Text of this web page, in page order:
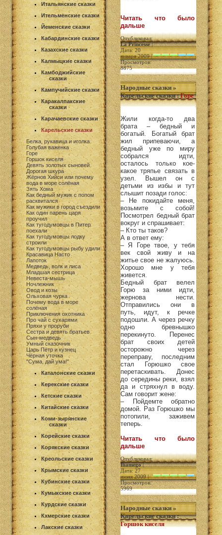
Итальянские сказки
Ительменские сказки
Йеменские сказки
Кабардинские сказки
Казахские сказки
Калмыцкие сказки
Камбоджийские
сказки
Кампучийские сказки
Каракалпакские
сказки
Карачаевские сказки
Карельские сказки
Белка, рукавица и иголка
Голубая важенка
Горе
Горшок киселя
Девять золотых сыновей
Дорогая шкура
Жёрнов Хийси или почему
вода в море солёная
Зять Хома
Как бедный мужик с попом
расквитался
Как мужики в город съездили
Как один парень царя
проучил
Как тугодумовцы в Питер
поехали
Как тугодумовцы лодку
строили
Как тугодумовцы рыбу удили
Красавица Насто
Лапоток
Медведь, волк и лиса
Младшая сестрица
Невеста-мышь
Ночлежник
Овод и козы
Ольховая чурка
Почему вода в море
солёная
Приключения охотника
Про чай с сухарями
Пряхи у проруби
Сестра и девять братьев
Сын-медведь
Умный сказочник
Царь Пётр и кузнец
Чёрная уточка
"Сума, дай ума!"
Каталонские сказки
Керекские сказки
Кетские сказки
Китайские сказки
Коми-зырянские
сказки
Корейские сказки
Корякские сказки
Креольские сказки
Крымские сказки
Кубинские сказки
Кумыкские сказки
Курдские сказки
Кхмерские сказки
Лакские сказки
Читать что было
дальше
Опубликовал:
La Princesse|
Дата: 20
января 2009 |
Просмотров:
8875
Народные сказки »
Карельские сказки:Горе
Жили когда-то два
брата – бедный и
богатый. Богатый брат
жил припеваючи, а
бедный уже по миру
собрался идти,
осталось только кое-
какое тряпье связать в
узел. Вышел он с
детьми из избы и тут
слышит позади голос:
– Не покидайте меня,
возьмите с собой!
Посмотрел бедный брат
вокруг и спрашивает:
– Кто ты таков?
А в ответ ему:
– Я Горе твое, у тебя
век свой живу и на
житье свое не жалуюсь.
Хорошо мне у тебя
живется.
Бедный брат велел
Горю за ними идти,
жернова нести.
Отправились они в
путь, идут, к речке
подошли. А через речку
одно бревнышко
перекинуто. Перенес
брат своих детей
осторожно через
переправу, последним
стал Горюшко свое
перетаскивать. Донес
до середины реки, взял
да и стряхнул в воду.
Сам говорит жене:
– Пойдемте обратно
домой. Раз Горюшко мы
потопили, заживем
теперь.
Читать что было
дальше
Опубликовал:
Iliamego|
Дата: 27
июня 2009 |
Просмотров:
5969
Народные сказки »
Карельские сказки:
Горшок киселя